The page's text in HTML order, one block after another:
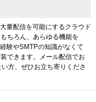
量配信を可能にするクラウド
ちろん、あらゆる機能を
験やSMTPの知識がなくて
できます。メール配信でお
方、ぜひお立ち寄りくださ